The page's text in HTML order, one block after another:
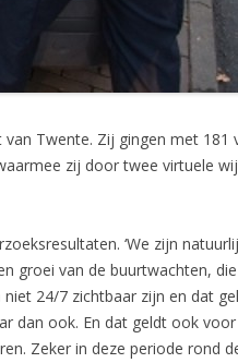
Twente. Zij gingen met 181
zij door twee virtuele
‘We zijn
groei van de buurtwachten,
24/7 zichtbaar zijn en dat
dan ook. En dat geldt ook
Zeker in deze periode rond